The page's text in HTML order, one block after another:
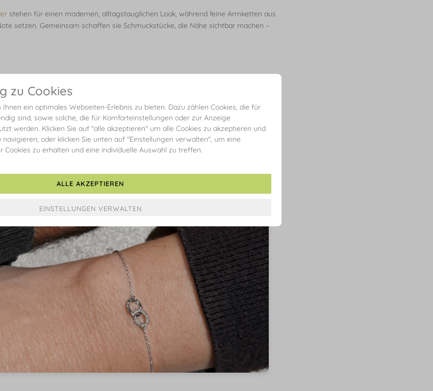
stehen für einen modernen, alltagstauglichen Look, während feine Armketten aus
setzen. Gemeinsam schaffen sie Schmuckstücke, die Nähe sichtbar machen –
zu Cookies
ein optimales Webseiten-Erlebnis zu bieten. Dazu zählen Cookies, die für
sind, sowie solche, die für Komforteinstellungen oder zur Anzeige
werden. Klicken Sie auf "alle akzeptieren" um alle Cookies zu akzeptieren und
oder klicken Sie unten auf "Einstellungen verwalten", um eine
Cookies zu erhalten und eine individuelle Auswahl zu treffen.
ALLE AKZEPTIEREN